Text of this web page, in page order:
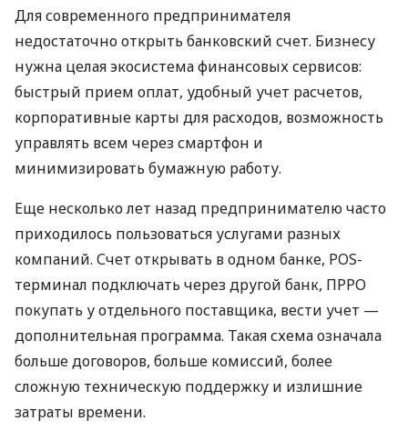
Для современного предпринимателя
недостаточно открыть банковский счет. Бизнесу
нужна целая экосистема финансовых сервисов:
быстрый прием оплат, удобный учет расчетов,
корпоративные карты для расходов, возможность
управлять всем через смартфон и
минимизировать бумажную работу.
Еще несколько лет назад предпринимателю часто
приходилось пользоваться услугами разных
компаний. Счет открывать в одном банке, POS-
терминал подключать через другой банк, ПРРО
покупать у отдельного поставщика, вести учет —
дополнительная программа. Такая схема означала
больше договоров, больше комиссий, более
сложную техническую поддержку и излишние
затраты времени.